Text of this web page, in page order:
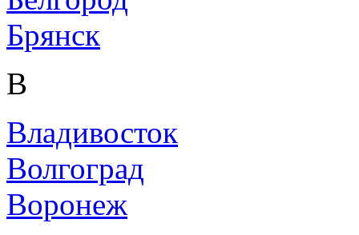
Брянск
В
Владивосток
Волгоград
Воронеж